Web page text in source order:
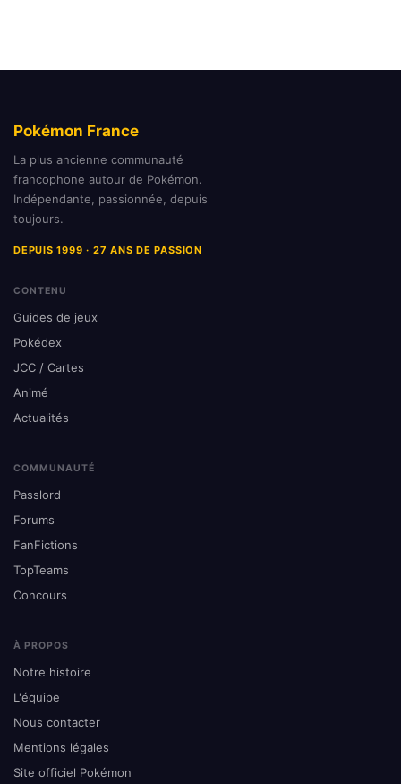
Pokémon France
La plus ancienne communauté
francophone autour de Pokémon.
Indépendante, passionnée, depuis
toujours.
DEPUIS 1999 · 27 ANS DE PASSION
CONTENU
Guides de jeux
Pokédex
JCC / Cartes
Animé
Actualités
COMMUNAUTÉ
Passlord
Forums
FanFictions
TopTeams
Concours
À PROPOS
Notre histoire
L'équipe
Nous contacter
Mentions légales
Site officiel Pokémon